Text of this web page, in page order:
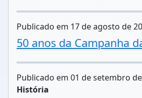
Publicado em 17 de agosto de
50 anos da Campanha
Publicado em 01 de setembro
História